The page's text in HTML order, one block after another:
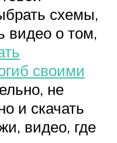
схемы,
видео о том,
своими
не
и скачать
видео, где